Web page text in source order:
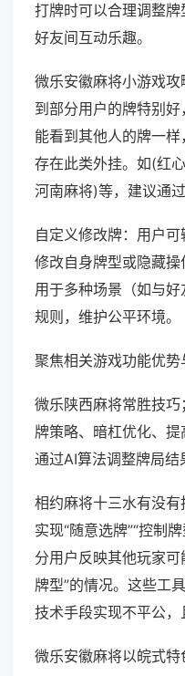
打牌时可以合理调整
好友间互动乐趣。
微乐安徽麻将小游戏
到部分用户的牌特别
能看到其他人的牌一
存在此类外挂。如(红
河南麻将)等，建议通
自定义修改牌：用户可
修改自身牌型或隐藏操
用于多种场景（如与
规则，维护公平环境。
聚焦相关游戏功能优势
微乐陕西麻将常胜技
牌策略、暗杠优化、提
通过AI算法调整牌局结
相约麻将十三水有没
实现“随意选牌”“控制
分用户反映其他玩家可
牌型”的情况。这些工
技术手段实现不平公，
微乐安徽麻将以皖式